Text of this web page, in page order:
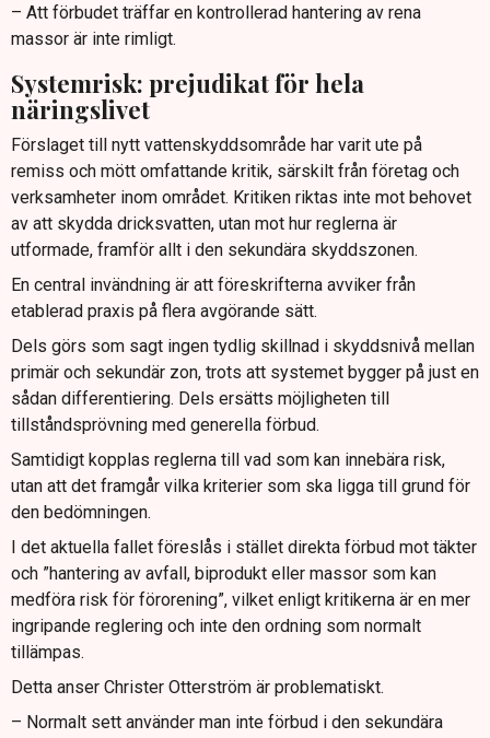
– Att förbudet träffar en kontrollerad hantering av rena
massor är inte rimligt.
Systemrisk: prejudikat för hela
näringslivet
Förslaget till nytt vattenskyddsområde har varit ute på
remiss och mött omfattande kritik, särskilt från företag och
verksamheter inom området. Kritiken riktas inte mot behovet
av att skydda dricksvatten, utan mot hur reglerna är
utformade, framför allt i den sekundära skyddszonen.
En central invändning är att föreskrifterna avviker från
etablerad praxis på flera avgörande sätt.
Dels görs som sagt ingen tydlig skillnad i skyddsnivå mellan
primär och sekundär zon, trots att systemet bygger på just en
sådan differentiering. Dels ersätts möjligheten till
tillståndsprövning med generella förbud.
Samtidigt kopplas reglerna till vad som kan innebära risk,
utan att det framgår vilka kriterier som ska ligga till grund för
den bedömningen.
I det aktuella fallet föreslås i stället direkta förbud mot täkter
och ”hantering av avfall, biprodukt eller massor som kan
medföra risk för förorening”, vilket enligt kritikerna är en mer
ingripande reglering och inte den ordning som normalt
tillämpas.
Detta anser Christer Otterström är problematiskt.
– Normalt sett använder man inte förbud i den sekundära